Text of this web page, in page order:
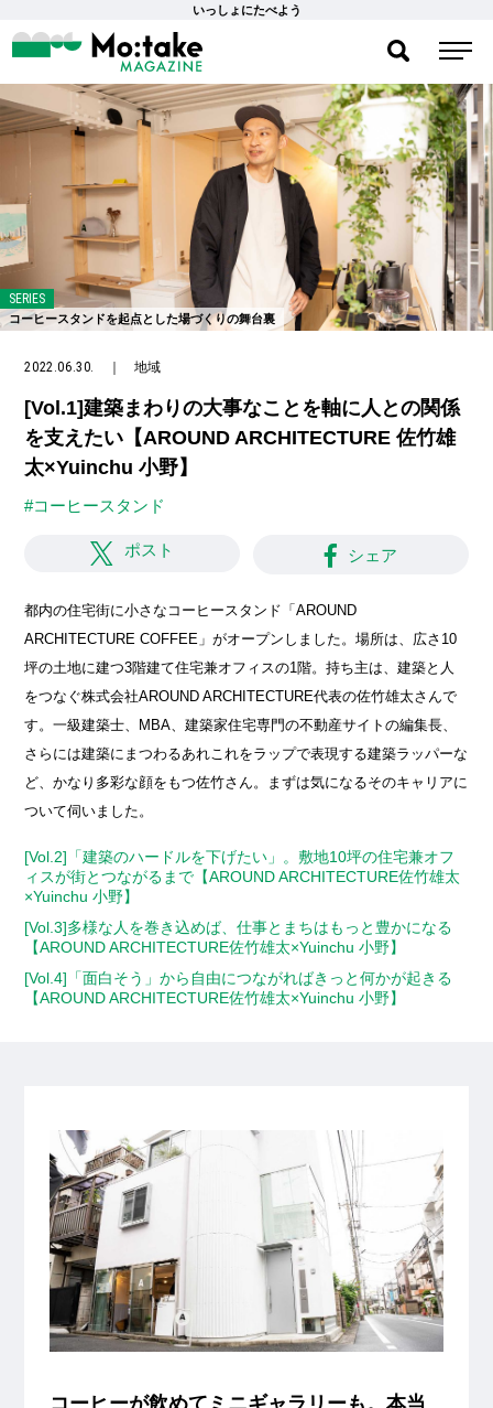
いっしょにたべよう
SERIES
コーヒースタンドを起点とした場づくりの舞台裏
2022.06.30. ｜地域
[Vol.1]建築まわりの大事なことを軸に人との関係
を支えたい【AROUND ARCHITECTURE 佐竹雄
太×Yuinchu 小野】
#コーヒースタンド
ポスト シェア
都内の住宅街に小さなコーヒースタンド「AROUND
ARCHITECTURE COFFEE」がオープンしました。場所は、広さ10
坪の土地に建つ3階建て住宅兼オフィスの1階。持ち主は、建築と人
をつなぐ株式会社AROUND ARCHITECTURE代表の佐竹雄太さんで
す。一級建築士、MBA、建築家住宅専門の不動産サイトの編集長、
さらには建築にまつわるあれこれをラップで表現する建築ラッパーな
ど、かなり多彩な顔をもつ佐竹さん。まずは気になるそのキャリアに
ついて伺いました。
[Vol.2]「建築のハードルを下げたい」。敷地10坪の住宅兼オフ
ィスが街とつながるまで【AROUND ARCHITECTURE佐竹雄太
×Yuinchu 小野】
[Vol.3]多様な人を巻き込めば、仕事とまちはもっと豊かになる
【AROUND ARCHITECTURE佐竹雄太×Yuinchu 小野】
[Vol.4]「面白そう」から自由につながればきっと何かが起きる
【AROUND ARCHITECTURE佐竹雄太×Yuinchu 小野】